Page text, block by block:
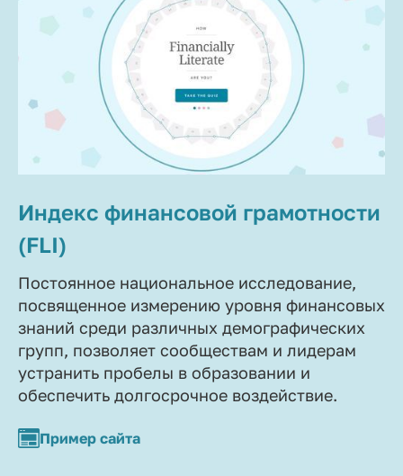
Индекс финансовой грамотности
(FLI)
Постоянное национальное исследование,
посвященное измерению уровня финансовых
знаний среди различных демографических
групп, позволяет сообществам и лидерам
устранить пробелы в образовании и
обеспечить долгосрочное воздействие.
Пример сайта